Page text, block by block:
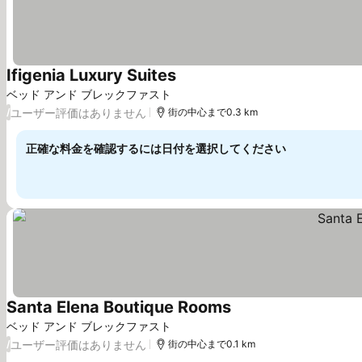
ベッド アンド ブレックファスト
Ifigenia Luxury Suites
/ユーザー評価はありません 街の中心まで0.3 km
正確な料金を確認するには日付を選択してください
ベッド アンド ブレックファスト
Santa Elena Boutique Rooms
/ユーザー評価はありません 街の中心まで0.1 km